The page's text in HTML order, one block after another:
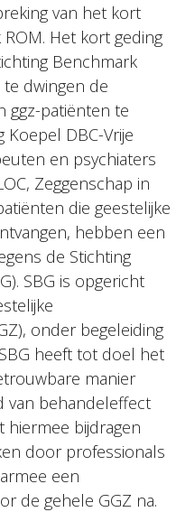
van het kort
Het kort geding
Benchmark
te dwingen de
ggz-patiënten te
Koepel DBC-Vrije
en psychiaters
Zeggenschap in
die geestelijke
hebben een
de Stichting
SBG is opgericht
onder begeleiding
heeft tot doel het
manier
van behandeleffect
bijdragen
door professionals
een
de gehele GGZ na.